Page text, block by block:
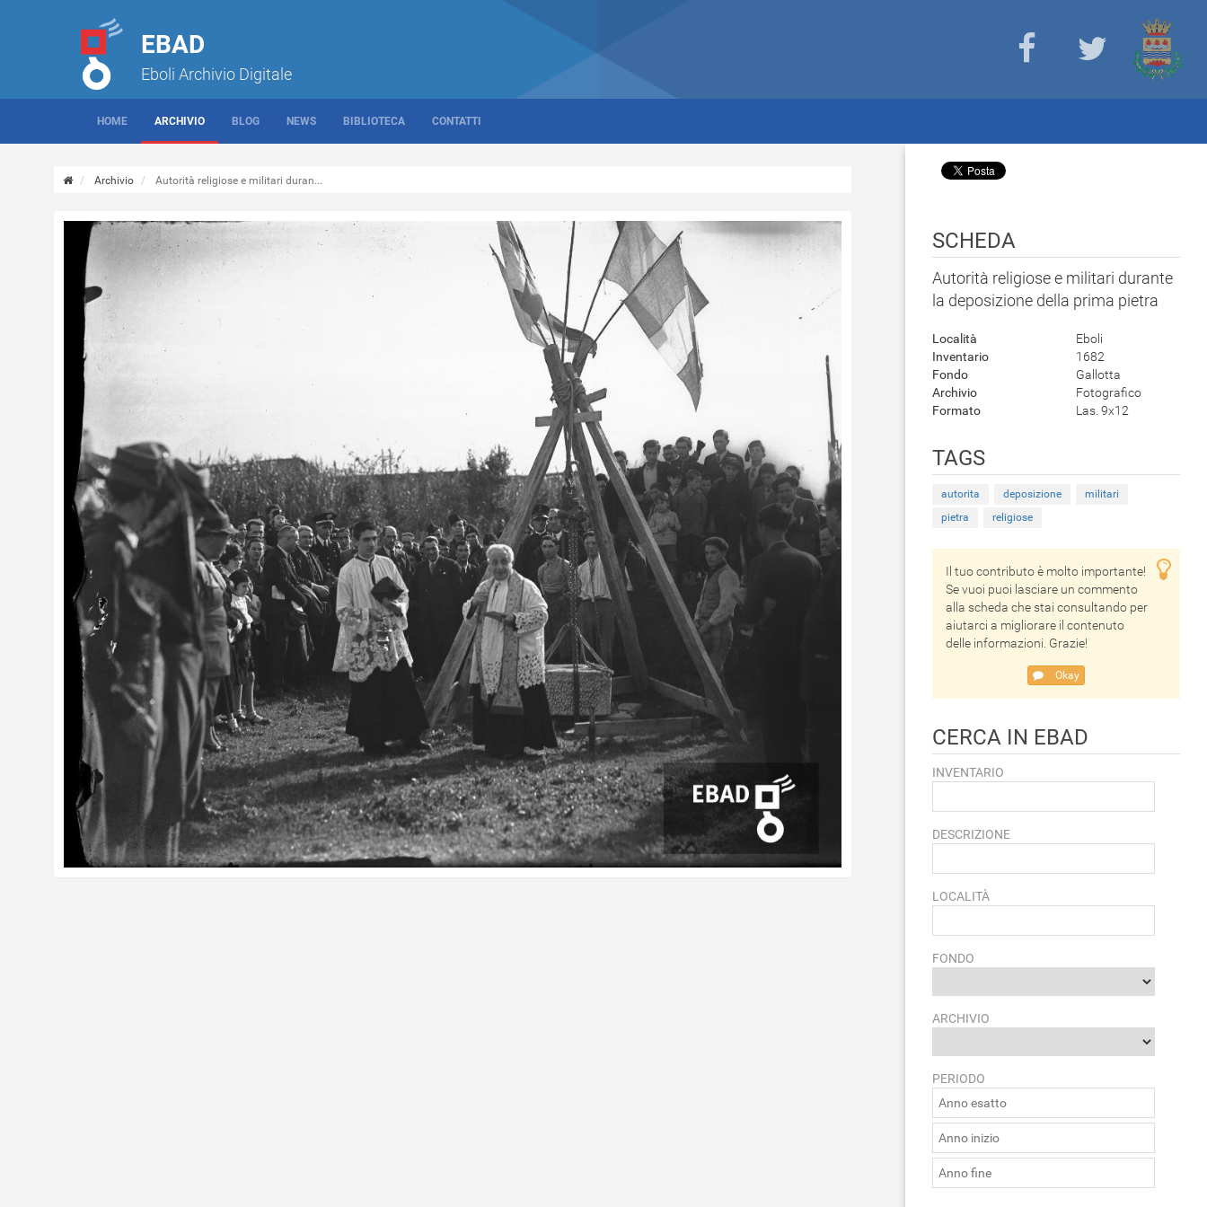
EBAD
Eboli Archivio Digitale
HOME ARCHIVIO BLOG NEWS BIBLIOTECA CONTATTI
Archivio Autorità religiose e militari duran...
SCHEDA
Autorità religiose e militari durante
la deposizione della prima pietra
Località
Eboli
Inventario
1682
Fondo
Gallotta
Archivio
Fotografico
Formato
Las. 9x12
TAGS
autorita deposizione
militari
pietra
religiose
Il tuo contributo è molto importante!
Se vuoi puoi lasciare un commento
alla scheda che stai consultando per
aiutarci a migliorare il contenuto
delle informazioni. Grazie!
Okay
CERCA IN EBAD
INVENTARIO
DESCRIZIONE
LOCALITÀ
FONDO
ARCHIVIO
PERIODO